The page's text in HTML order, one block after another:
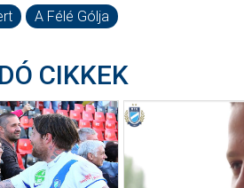
A Félé Gólja
CIKKEK